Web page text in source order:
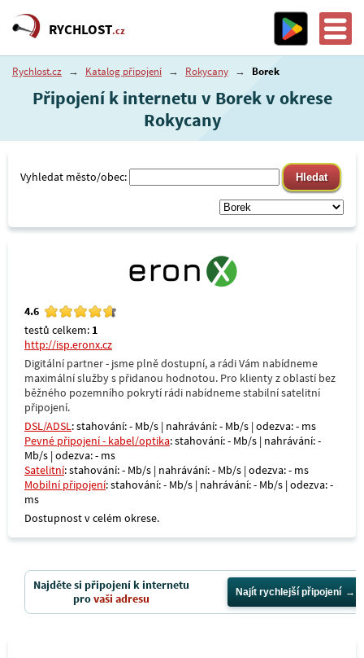
RYCHLOST.cz
Rychlost.cz → Katalog připojení → Rokycany → Borek
Připojení k internetu v Borek v okrese
Rokycany
Vyhledat město/obec:
4.6
testů celkem: 1
http://isp.eronx.cz
Digitální partner - jsme plně dostupní, a rádi Vám nabídneme
maximální služby s přidanou hodnotou. Pro klienty z oblastí bez
běžného pozemního pokrytí rádi nabídneme stabilní satelitní
připojení.
DSL/ADSL: stahování: - Mb/s | nahrávání: - Mb/s | odezva: - ms
Pevné připojení - kabel/optika: stahování: - Mb/s | nahrávání: -
Mb/s | odezva: - ms
Satelitní: stahování: - Mb/s | nahrávání: - Mb/s | odezva: - ms
Mobilní připojení: stahování: - Mb/s | nahrávání: - Mb/s | odezva: -
ms
Dostupnost v celém okrese.
Najděte si připojení k internetu
provaši adresu Najít rychlejší připojení